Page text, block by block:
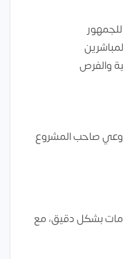
والفرص
وعي صاحب المشروع
بشكل دقيق، مع